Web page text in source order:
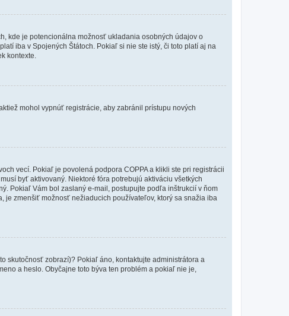
kde je potencionálna možnosť ukladania osobných údajov o
iba v Spojených Štátoch. Pokiaľ si nie ste istý, či toto platí aj na
kontexte.
mohol vypnúť registrácie, aby zabránil prístupu nových
vecí. Pokiaľ je povolená podpora COPPA a klikli ste pri registrácii
byť aktivovaný. Niektoré fóra potrebujú aktiváciu všetkých
Pokiaľ Vám bol zaslaný e-mail, postupujte podľa inštrukcií v ňom
je zmenšiť možnosť nežiaducich používateľov, ktorý sa snažia iba
skutočnosť zobrazí)? Pokiaľ áno, kontaktujte administrátora a
a heslo. Obyčajne toto býva ten problém a pokiaľ nie je,